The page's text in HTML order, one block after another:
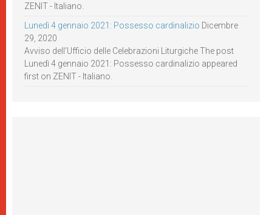
ZENIT - Italiano.
Lunedì 4 gennaio 2021: Possesso cardinalizio Dicembre
29, 2020
Avviso dell’Ufficio delle Celebrazioni Liturgiche The post
Lunedì 4 gennaio 2021: Possesso cardinalizio appeared
first on ZENIT - Italiano.